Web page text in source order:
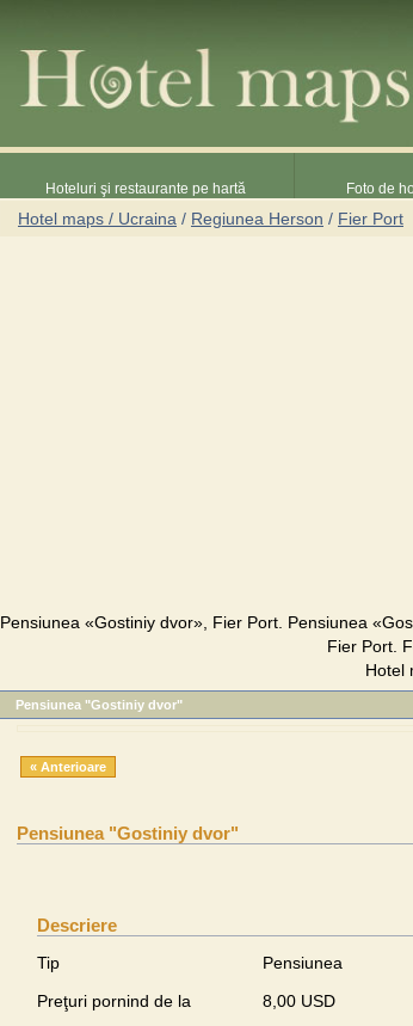
Hoteluri şi restaurante pe hartă Foto de
Hotel maps / Ucraina / Regiunea Herson / Fier Port
Pensiunea «Gostiniy dvor», Fier Port. Pensiunea
Fier Port.
Hotel
Pensiunea "Gostiniy dvor"
« Anterioare
Pensiunea "Gostiniy dvor"
Descriere
Tip
Pensiunea
Preţuri pornind de la
8,00 USD